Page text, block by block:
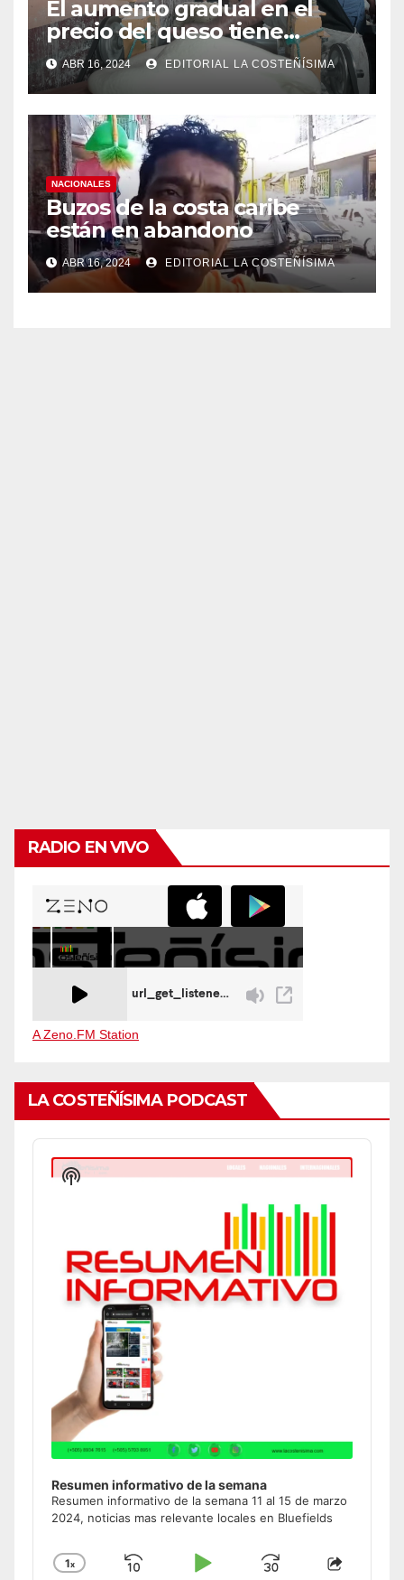
El aumento gradual en el
precio del queso tiene
efectos a las Panaderias
ABR 16, 2024 EDITORIAL LA COSTEÑÍSIMA
NACIONALES
Buzos de la costa caribe
están en abandono
ABR 16, 2024 EDITORIAL LA COSTEÑÍSIMA
RADIO EN VIVO
A Zeno.FM Station
LA COSTEÑÍSIMA PODCAST
Audio
Player
Resumen informativo de la semana
Resumen informativo de la semana 11 al 15 de marzo
2024, noticias mas relevante locales en Bluefields
Change
1x
Share
Show